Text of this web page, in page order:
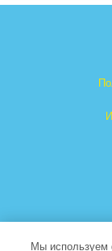
Мы используем